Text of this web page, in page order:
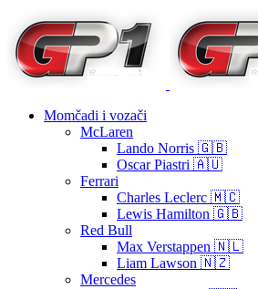
Momčadi i vozači
McLaren
Lando Norris 🇬🇧
Oscar Piastri 🇦🇺
Ferrari
Charles Leclerc 🇲🇨
Lewis Hamilton 🇬🇧
Red Bull
Max Verstappen 🇳🇱
Liam Lawson 🇳🇿
Mercedes